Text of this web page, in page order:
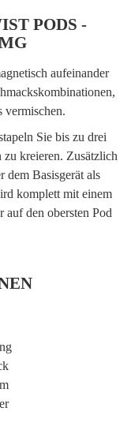
PODS -
aufeinander
vermischen.
Sie bis zu drei
zu kreieren. Zusätzlich
dem Basisgerät als
komplett mit einem
auf den obersten Pod